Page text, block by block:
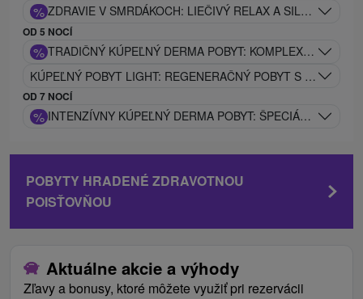
% ZDRAVIE V SMRDÁKOCH: LIEČIVÝ RELAX A SILA
OD 5 NOCÍ
% TRADIČNÝ KÚPEĽNÝ DERMA POBYT: KOMPLEXNÁ
KÚPEĽNÝ POBYT LIGHT: REGENERAČNÝ POBYT S
OD 7 NOCÍ
% INTENZÍVNY KÚPEĽNÝ DERMA POBYT: ŠPECIÁLNE
POBYTY HRADENÉ ZDRAVOTNOU
POISŤOVŇOU
Aktuálne akcie a výhody
Zľavy a bonusy, ktoré môžete využiť pri rezervácii